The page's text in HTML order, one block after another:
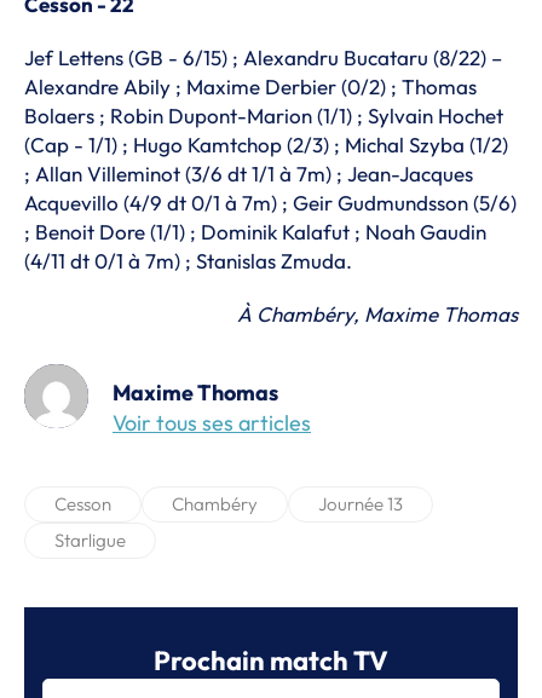
Jef Lettens (GB - 6/15) ; Alexandru Bucataru (8/22) –
Alexandre Abily ; Maxime Derbier (0/2) ; Thomas
Bolaers ; Robin Dupont-Marion (1/1) ; Sylvain Hochet
(Cap - 1/1) ; Hugo Kamtchop (2/3) ; Michal Szyba (1/2)
; Allan Villeminot (3/6 dt 1/1 à 7m) ; Jean-Jacques
Acquevillo (4/9 dt 0/1 à 7m) ; Geir Gudmundsson (5/6)
; Benoit Dore (1/1) ; Dominik Kalafut ; Noah Gaudin
(4/11 dt 0/1 à 7m) ; Stanislas Zmuda.
À Chambéry, Maxime Thomas
Maxime Thomas
Voir tous ses articles
Cesson Chambéry
Journée 13
Starligue
Prochain match TV